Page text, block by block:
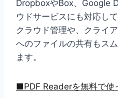
DropboxやBox、Google
ウドサービスにも対応し
クラウド管理や、クライ
へのファイルの共有もス
ます。
■PDF Readerを無料で使